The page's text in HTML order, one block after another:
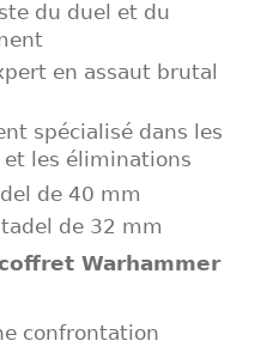
du duel et du
en assaut brutal
spécialisé dans les
les éliminations
de 40 mm
de 32 mm
Warhammer
confrontation